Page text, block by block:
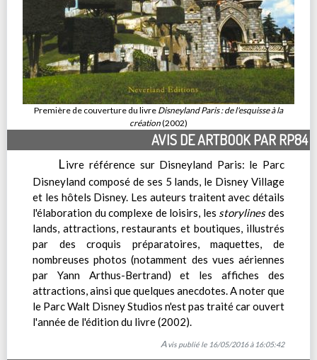
Première de couverture du livre Disneyland Paris : de l'esquisse à la
création(2002)
AVIS DE ARTBOOK PAR RP84
Livre référence sur Disneyland Paris: le Parc
Disneyland composé de ses 5 lands, le Disney Village
et les hôtels Disney. Les auteurs traitent avec détails
l'élaboration du complexe de loisirs, les storylinesdes
lands, attractions, restaurants et boutiques, illustrés
par des croquis préparatoires, maquettes, de
nombreuses photos (notamment des vues aériennes
par Yann Arthus-Bertrand) et les affiches des
attractions, ainsi que quelques anecdotes. A noter que
le Parc Walt Disney Studios n'est pas traité car ouvert
l'année de l'édition du livre (2002).
Avis publié le 16/05/2016 à 16:05:42